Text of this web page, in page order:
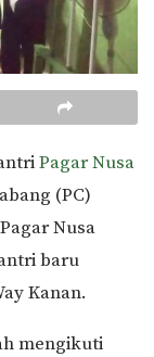
Pagar Nusa
(PC)
Nusa
baru
Kanan.
mengikuti